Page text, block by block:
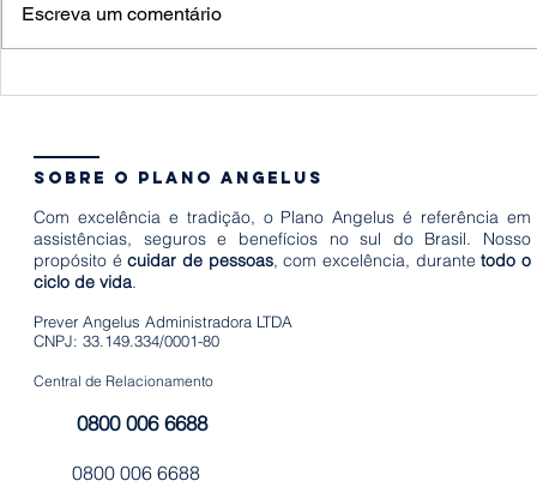
Aposentadoria:
começar a
planejar é
agora
7
Escreva um comentário
sobre o plano angelus
Com excelência e tradição, o Plano Angelus é referência em
assistências, seguros e benefícios no sul do Brasil. Nosso
propósito écuidar de pessoas, com excelência, durantetodo o
ciclo de vida.
Prever Angelus Administradora LTDA
CNPJ: 33.149.334/0001-80
Central de Relacionamento
0800 006 6688
0800 006 6688